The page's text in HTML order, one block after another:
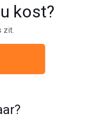
kost?
zit.